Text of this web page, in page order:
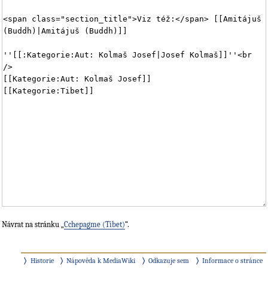
Návrat na stránku „ Cchepagme (Tibet)“.
Historie Nápověda k MediaWiki Odkazuje sem Informace o stránce